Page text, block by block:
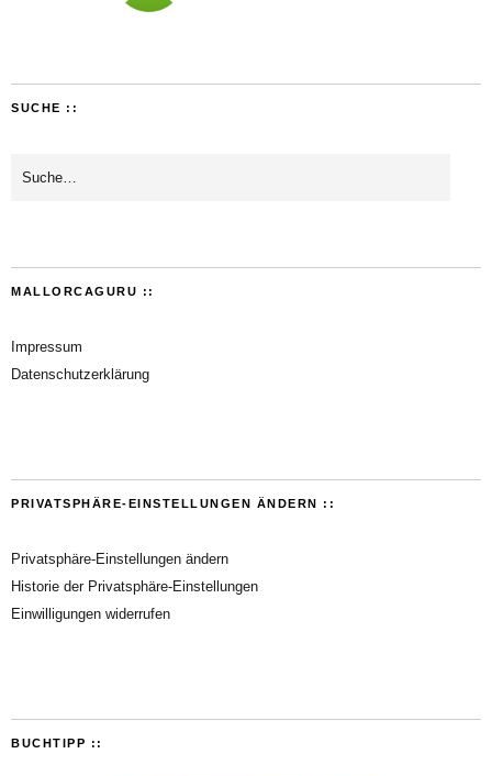
SUCHE ::
MALLORCAGURU ::
Impressum
Datenschutzerklärung
PRIVATSPHÄRE-EINSTELLUNGEN ÄNDERN ::
Privatsphäre-Einstellungen ändern
Historie der Privatsphäre-Einstellungen
Einwilligungen widerrufen
BUCHTIPP ::